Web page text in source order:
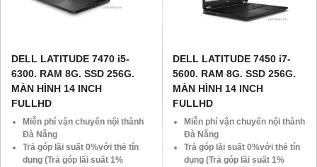
DELL LATITUDE 7470 i5-
6300. RAM 8G. SSD 256G.
MÀN HÌNH 14 INCH
FULLHD
Miễn phí vận chuyển nội thành
Đà Nẵng
Trả góp lãi suất 0%với thẻ tín
dụng (Trả góp lãi suất 1%
DELL LATITUDE 7450 i7-
5600. RAM 8G. SSD 256G.
MÀN HÌNH 14 INCH
FULLHD
Miễn phí vận chuyển nội thành
Đà Nẵng
Trả góp lãi suất 0%với thẻ tín
dụng (Trả góp lãi suất 1%